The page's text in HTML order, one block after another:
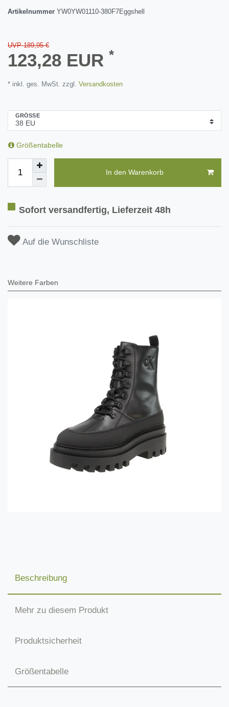
Artikelnummer YW0YW01110-380F7Eggshell
UVP 189,95 €
123,28 EUR *
* inkl. ges. MwSt. zzgl. Versandkosten
GRÖSSE
Größentabelle
In den Warenkorb
Sofort versandfertig, Lieferzeit 48h
Auf die Wunschliste
Weitere Farben
Beschreibung
Mehr zu diesem Produkt
Produktsicherheit
Größentabelle